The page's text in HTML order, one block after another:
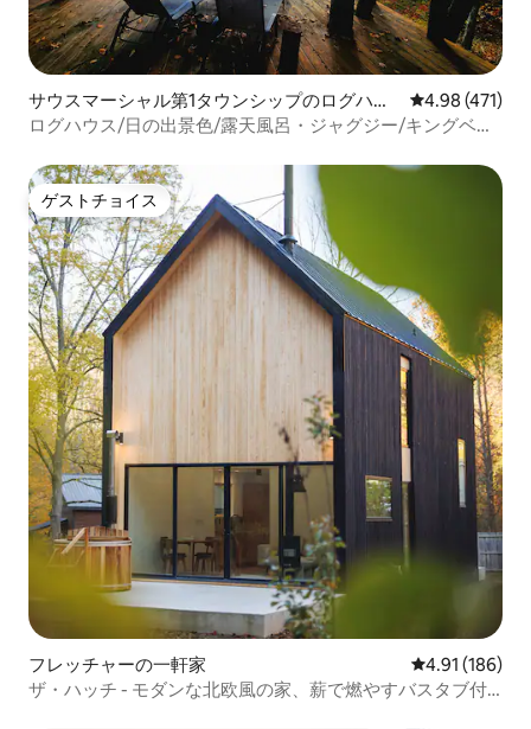
サウスマーシャル第1タウンシップのログハウ
ス
レビュー471
4.98 (471)
ログハウス/日の出景色/露天風呂・ジャグジー/キングベッ
ゲストチョイス
ゲストチョイス
フレッチャーの一軒家 レビュー186
4.91 (186)
ザ・ハッチ - モダンな北欧風の家、薪で燃やすバスタブ付